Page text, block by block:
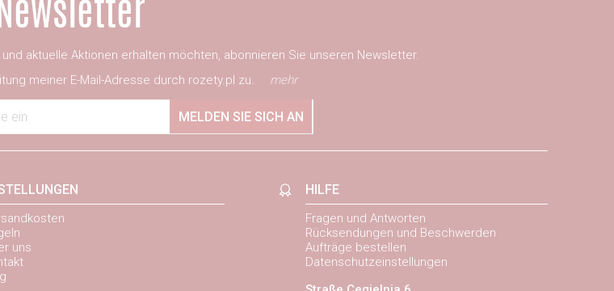
aktuelle Aktionen erhalten möchten, abonnieren Sie unseren Newsletter.
meiner E-Mail-Adresse durch rozety.pl zu.
mehr
ein MELDEN SIE SICH AN
uns
HILFE
Fragen und Antworten
Rücksendungen und Beschwerden
Aufträge bestellen
Datenschutzeinstellungen